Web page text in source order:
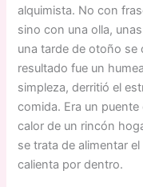
alquimista. No con
sino con una olla,
una tarde de otoño se
resultado fue un
simpleza, derritió el
comida. Era un
calor de un rincón
se trata de alimentar
calienta por dentro.